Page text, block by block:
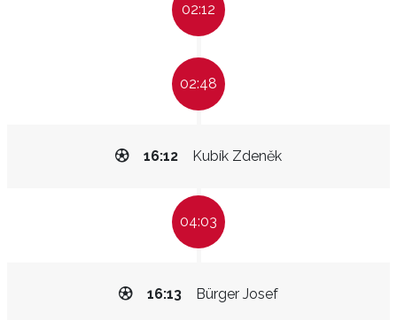
02:12
02:48
Kubík Zdeněk
16:12
04:03
Bürger Josef
16:13